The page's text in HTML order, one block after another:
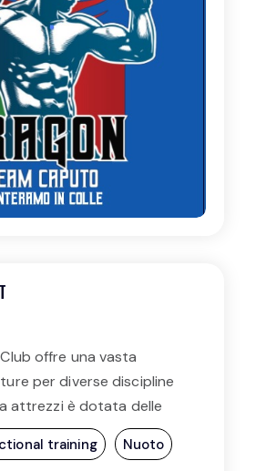
offre una vasta
per diverse discipline
attrezzi è dotata delle
isotoniche e
anche campi per
training Nuoto